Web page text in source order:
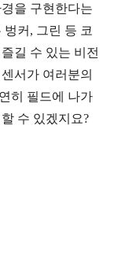
을 구현한다는
벙커 , 그린 등 코
길 수 있는 비전
서가 여러분의
히 필드에 나가
수 있겠지요?